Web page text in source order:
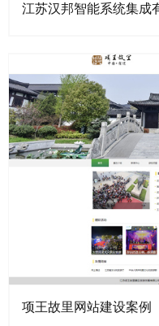
江苏汉邦智能系统集成
项王故里网站建设案例